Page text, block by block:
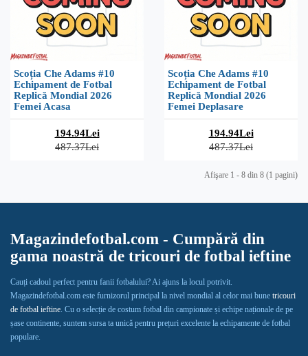
Scoția Che Adams #10
Echipament de Fotbal
Replică Mondial 2026
Femei Acasa
194.94Lei
487.37Lei
Scoția Che Adams #10
Echipament de Fotbal
Replică Mondial 2026
Femei Deplasare
194.94Lei
487.37Lei
Afişare 1 - 8 din 8 (1 pagini)
Magazindefotbal.com - Cumpără din
gama noastră de tricouri de fotbal ieftine
Cauți cadoul perfect pentru fanii fotbalului? Ai ajuns la locul potrivit.
Magazindefotbal.com este furnizorul principal la nivel mondial al celor mai bune tricouri
de fotbal ieftine. Cu o selecție de costum fotbal din campionate și echipe naționale de pe
șase continente, suntem sursa ta unică pentru prețuri excelente la echipamente de fotbal
populare.